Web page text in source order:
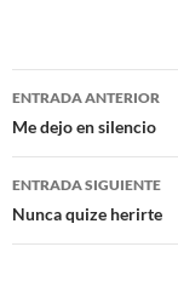
o
o
e
r
Navegación
de
entradas
ENTRADA ANTERIOR
Me dejo en silencio
ENTRADA SIGUIENTE
Nunca quize herirte